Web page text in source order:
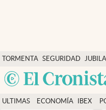
TORMENTA SEGURIDAD
SOCIAL
Economía y finanzas
Política
Actualidad
ULTIMAS
ECONOMÍA
IBEX